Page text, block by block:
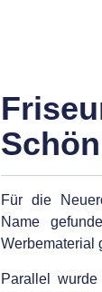
Für die
Name
Werbematerial
Parallel